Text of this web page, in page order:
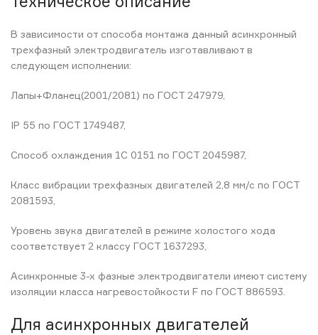
В зависимости от способа монтажа данный асинхронный
трехфазный электродвигатель изготавливают в
следующем исполнении:
Лапы+Фланец(2001/2081) по ГОСТ 247979,
IP 55 по ГОСТ 1749487,
Способ охлаждения 1С 0151 по ГОСТ 2045987,
Класс вибрации трехфазных двигателей 2,8 мм/с по ГОСТ
2081593,
Уровень звука двигателей в режиме холостого хода
соответствует 2 классу ГОСТ 1637293,
Асинхронные 3-х фазные электродвигатели имеют систему
изоляции класса нагревостойкости F по ГОСТ 886593.
Для асинхронных двигателей